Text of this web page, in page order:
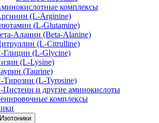
комплексы
(L-Arginine)
(L-Glutamine)
Аланин (Beta-Alanine)
(L-Citrulline)
Глицин (L-Glycine)
(L-Lysine)
(Taurine)
Тирозин (L-Tyrosine)
Цистеин и другие аминокислоты
комплексы
Изотоники